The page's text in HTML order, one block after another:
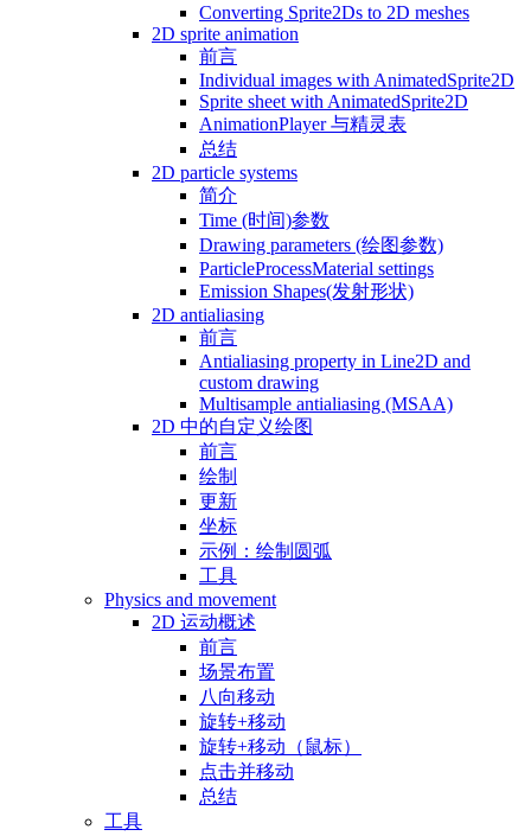
Converting Sprite2Ds to 2D meshes
2D sprite animation
前言
Individual images with AnimatedSprite2D
Sprite sheet with AnimatedSprite2D
AnimationPlayer 与精灵表
总结
2D particle systems
简介
Time (时间)参数
Drawing parameters (绘图参数)
ParticleProcessMaterial settings
Emission Shapes(发射形状)
2D antialiasing
前言
Antialiasing property in Line2D and
custom drawing
Multisample antialiasing (MSAA)
2D 中的自定义绘图
前言
绘制
更新
坐标
示例：绘制圆弧
工具
Physics and movement
2D 运动概述
前言
场景布置
八向移动
旋转+移动
旋转+移动（鼠标）
点击并移动
总结
工具